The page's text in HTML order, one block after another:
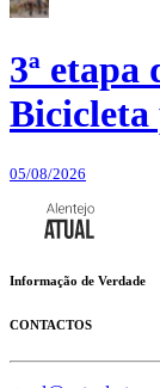
3ª
Bicicleta
05/08/2026
Informação de Verdade
CONTACTOS